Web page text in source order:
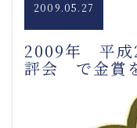
2009.05.27
2009年 平成
評会 で金賞